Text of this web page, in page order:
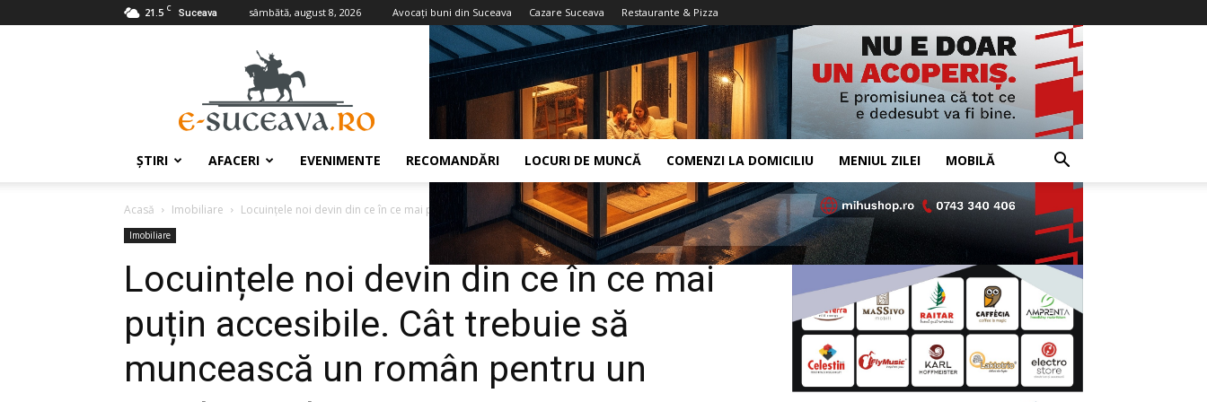
21.5 C Suceava sâmbătă, august 8, 2026 Avocaţi buni din Suceava Cazare Suceava Restaurante & Pizza
ŞTIRI AFACERI EVENIMENTE RECOMANDĂRI LOCURI DE MUNCĂ COMENZI LA DOMICILIU MENIUL ZILEI MOBILĂ
Acasă Imobiliare Locuințele noi devin din ce în ce mai puțin accesibile. Cât trebuie...
Imobiliare
Locuințele noi devin din ce în ce mai
puțin accesibile. Cât trebuie să
muncească un român pentru un